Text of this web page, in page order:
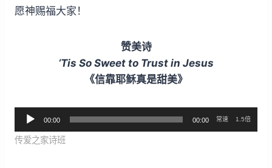
愿神赐福大家！
赞美诗
‘Tis So Sweet to Trust in Jesus
《信靠耶稣真是甜美》
音
00:00 00:00 常速 1.5倍
传爱之家诗班